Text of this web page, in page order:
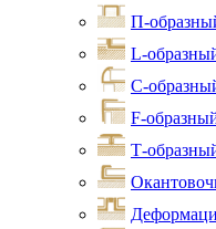
П-
L-
С-
F-
Т-